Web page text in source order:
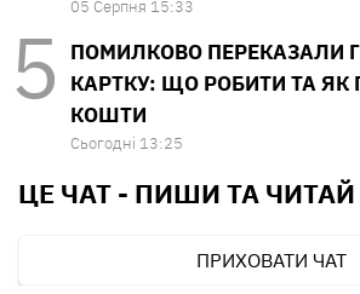
05 Серпня 15:33
ПОМИЛКОВО ПЕРЕКАЗАЛИ
КАРТКУ: ЩО РОБИТИ ТА ЯК
КОШТИ
Сьогодні 13:25
ЦЕ ЧАТ - ПИШИ ТА ЧИТАЙ
ПРИХОВАТИ ЧАТ